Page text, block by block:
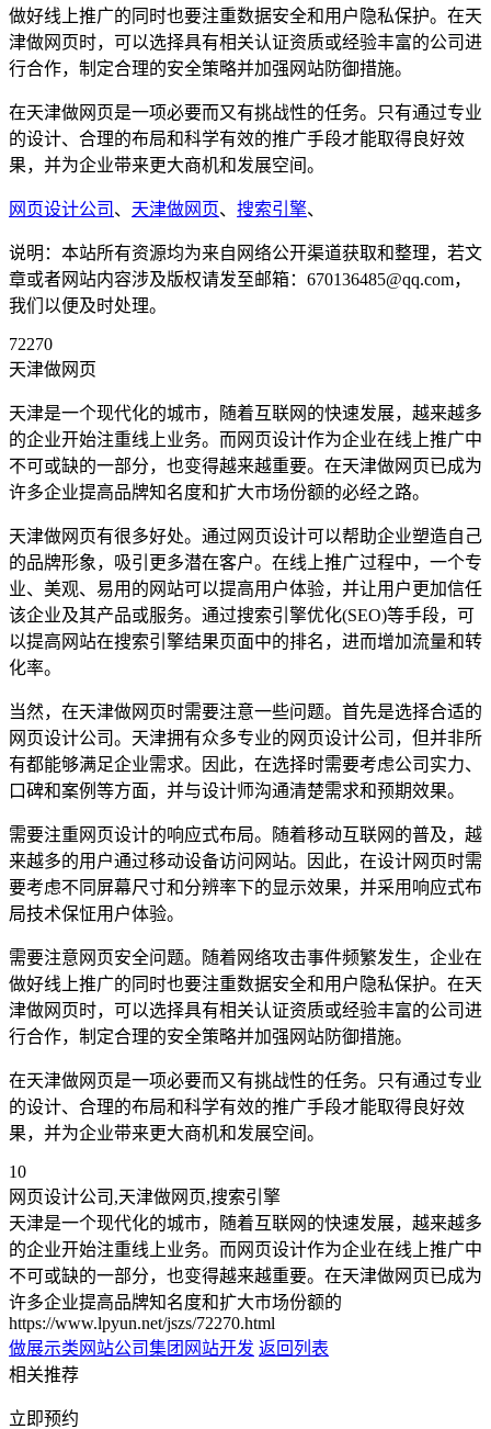
做好线上推广的同时也要注重数据安全和用户隐私保护。在天
津做网页时，可以选择具有相关认证资质或经验丰富的公司进
行合作，制定合理的安全策略并加强网站防御措施。
在天津做网页是一项必要而又有挑战性的任务。只有通过专业
的设计、合理的布局和科学有效的推广手段才能取得良好效
果，并为企业带来更大商机和发展空间。
网页设计公司 、 天津做网页、 搜索引擎、
说明：本站所有资源均为来自网络公开渠道获取和整理，若文
章或者网站内容涉及版权请发至邮箱：670136485@qq.com，
我们以便及时处理。
72270
天津做网页
天津是一个现代化的城市，随着互联网的快速发展，越来越多
的企业开始注重线上业务。而网页设计作为企业在线上推广中
不可或缺的一部分，也变得越来越重要。在天津做网页已成为
许多企业提高品牌知名度和扩大市场份额的必经之路。
天津做网页有很多好处。通过网页设计可以帮助企业塑造自己
的品牌形象，吸引更多潜在客户。在线上推广过程中，一个专
业、美观、易用的网站可以提高用户体验，并让用户更加信任
该企业及其产品或服务。通过搜索引擎优化(SEO)等手段，可
以提高网站在搜索引擎结果页面中的排名，进而增加流量和转
化率。
当然，在天津做网页时需要注意一些问题。首先是选择合适的
网页设计公司。天津拥有众多专业的网页设计公司，但并非所
有都能够满足企业需求。因此，在选择时需要考虑公司实力、
口碑和案例等方面，并与设计师沟通清楚需求和预期效果。
需要注重网页设计的响应式布局。随着移动互联网的普及，越
来越多的用户通过移动设备访问网站。因此，在设计网页时需
要考虑不同屏幕尺寸和分辨率下的显示效果，并采用响应式布
局技术保怔用户体验。
需要注意网页安全问题。随着网络攻击事件频繁发生，企业在
做好线上推广的同时也要注重数据安全和用户隐私保护。在天
津做网页时，可以选择具有相关认证资质或经验丰富的公司进
行合作，制定合理的安全策略并加强网站防御措施。
在天津做网页是一项必要而又有挑战性的任务。只有通过专业
的设计、合理的布局和科学有效的推广手段才能取得良好效
果，并为企业带来更大商机和发展空间。
10
网页设计公司,天津做网页,搜索引擎
天津是一个现代化的城市，随着互联网的快速发展，越来越多
的企业开始注重线上业务。而网页设计作为企业在线上推广中
不可或缺的一部分，也变得越来越重要。在天津做网页已成为
许多企业提高品牌知名度和扩大市场份额的
https://www.lpyun.net/jszs/72270.html
做展示类网站公司集团网站开发 返回列表
相关推荐
立即预约